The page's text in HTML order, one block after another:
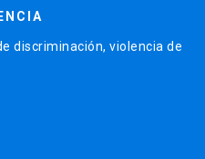
discriminación, violencia de